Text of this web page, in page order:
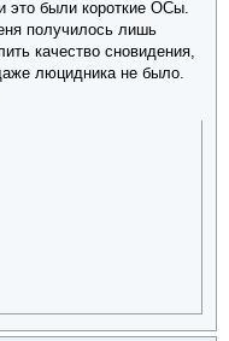
это были короткие ОСы.
получилось лишь
качество сновидения,
люцидника не было.